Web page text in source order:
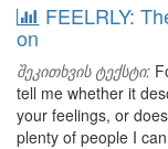
FEELRLY:
on
შეკითხვის ტექსტი:
tell me whether it
your feelings, or
plenty of people I